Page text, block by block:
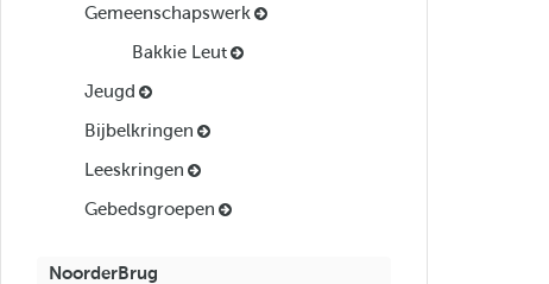
Gemeenschapswerk
Bakkie Leut
Jeugd
Bijbelkringen
Leeskringen
Gebedsgroepen
NoorderBrug